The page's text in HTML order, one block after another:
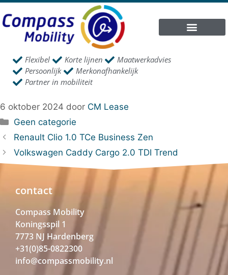
Flexibel Korte lijnen
Maatwerkadvies
Persoonlijk
Merkonafhankelijk
Partner in mobiliteit
6 oktober 2024 door CM Lease
Geen categorie
Renault Clio 1.0 TCe Business Zen
Volkswagen Caddy Cargo 2.0 TDI Trend
contact
Compass Mobility
Koningsspil 1
7773 NJ Hardenberg
+31(0)85-0822300
info@compassmobility.nl